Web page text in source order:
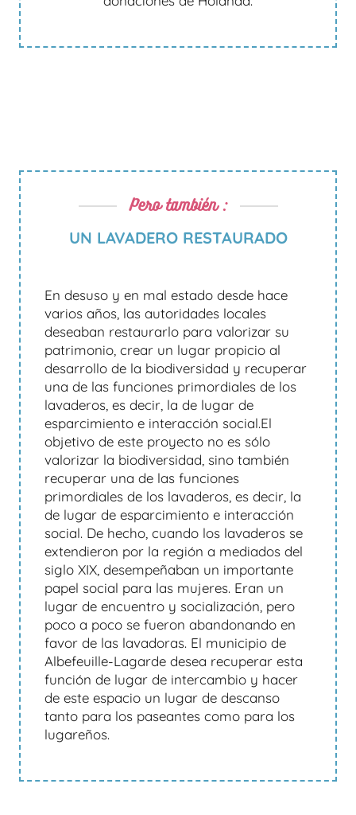
Pero también :
UN LAVADERO RESTAURADO
En desuso y en mal estado desde hace
varios años, las autoridades locales
deseaban restaurarlo para valorizar su
patrimonio, crear un lugar propicio al
desarrollo de la biodiversidad y recuperar
una de las funciones primordiales de los
lavaderos, es decir, la de lugar de
esparcimiento e interacción social.El
objetivo de este proyecto no es sólo
valorizar la biodiversidad, sino también
recuperar una de las funciones
primordiales de los lavaderos, es decir, la
de lugar de esparcimiento e interacción
social. De hecho, cuando los lavaderos se
extendieron por la región a mediados del
siglo XIX, desempeñaban un importante
papel social para las mujeres. Eran un
lugar de encuentro y socialización, pero
poco a poco se fueron abandonando en
favor de las lavadoras. El municipio de
Albefeuille-Lagarde desea recuperar esta
función de lugar de intercambio y hacer
de este espacio un lugar de descanso
tanto para los paseantes como para los
lugareños.